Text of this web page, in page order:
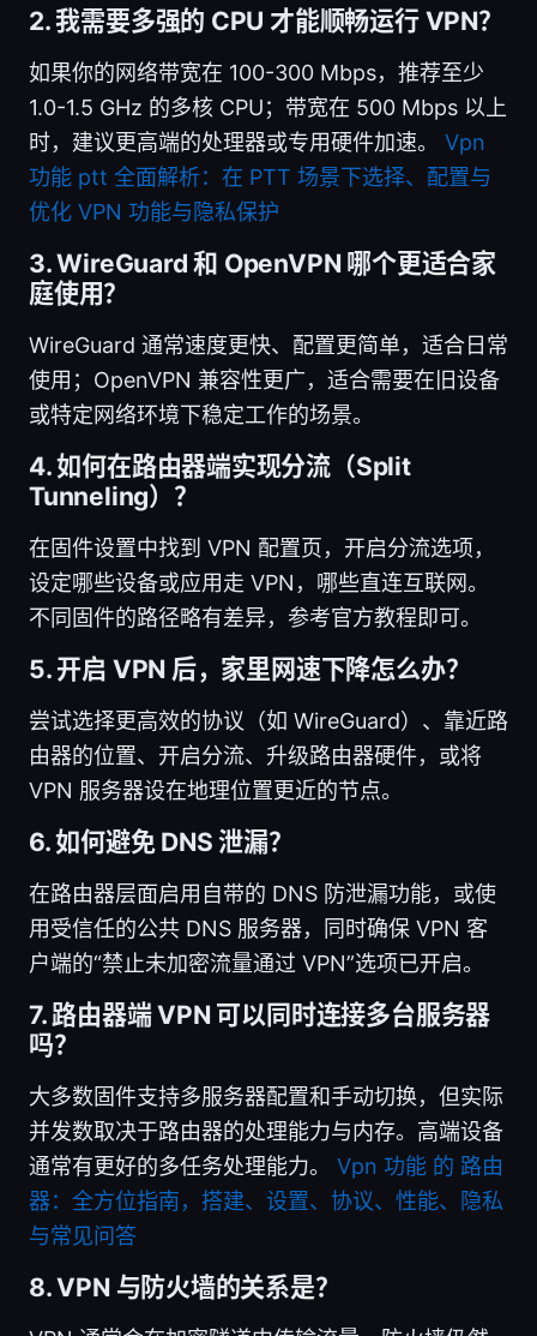
2. 我需要多强的 CPU 才能顺畅运行 VPN？
如果你的网络带宽在 100-300 Mbps，推荐至少
1.0-1.5 GHz 的多核 CPU；带宽在 500 Mbps 以上
时，建议更高端的处理器或专用硬件加速。 Vpn
功能 ptt 全面解析：在 PTT 场景下选择、配置与
优化 VPN 功能与隐私保护
3. WireGuard 和 OpenVPN 哪个更适合家
庭使用？
WireGuard 通常速度更快、配置更简单，适合日常
使用；OpenVPN 兼容性更广，适合需要在旧设备
或特定网络环境下稳定工作的场景。
4. 如何在路由器端实现分流（Split
Tunneling）？
在固件设置中找到 VPN 配置页，开启分流选项，
设定哪些设备或应用走 VPN，哪些直连互联网。
不同固件的路径略有差异，参考官方教程即可。
5. 开启 VPN 后，家里网速下降怎么办？
尝试选择更高效的协议（如 WireGuard）、靠近路
由器的位置、开启分流、升级路由器硬件，或将
VPN 服务器设在地理位置更近的节点。
6. 如何避免 DNS 泄漏？
在路由器层面启用自带的 DNS 防泄漏功能，或使
用受信任的公共 DNS 服务器，同时确保 VPN 客
户端的“禁止未加密流量通过 VPN”选项已开启。
7. 路由器端 VPN 可以同时连接多台服务器
吗？
大多数固件支持多服务器配置和手动切换，但实际
并发数取决于路由器的处理能力与内存。高端设备
通常有更好的多任务处理能力。 Vpn 功能 的 路由
器：全方位指南，搭建、设置、协议、性能、隐私
与常见问答
8. VPN 与防火墙的关系是？